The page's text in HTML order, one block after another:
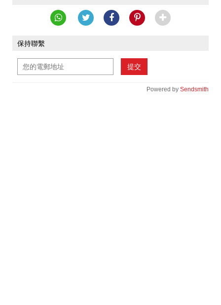
保持聯繫
提交
Powered by Sendsmith